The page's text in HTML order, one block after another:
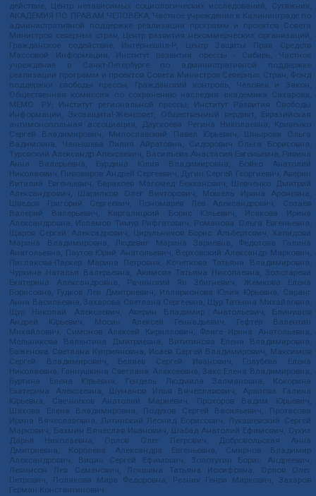
действие, Центр независимых социологических исследований, Сутяжник,
АКАДЕМИЯ ПО ПРАВАМ ЧЕЛОВЕКА, Частное учреждение в Калининграде по
административной поддержке реализации программ и проектов Совета
Министров северных стран, Центр развития некоммерческих организаций,
Гражданское содействие, Интернешнл-Р, Центр Защиты Прав Средств
Массовой Информации, Институт развития прессы - Сибирь, Частное
учреждение в Санкт-Петербурге по административной поддержке
реализации программ и проектов Совета Министров Северных Стран, Фонд
поддержки свободы прессы, Гражданский контроль, Человек и Закон,
Общественная комиссия по сохранению наследия академика Сахарова,
МЕМО. РУ, Институт региональной прессы, Институт Развития Свободы
Информации, Экозащита!-Женсовет, Общественный вердикт, Евразийская
антимонопольная ассоциация, Дзугкоева Регина Николаевна, Кривенко
Сергей Владимирович, Милославский Павел Юрьевич, Шнырова Ольга
Вадимовна, Чанышева Лилия Айратовна, Сидорович Ольга Борисовна,
Туровский Александр Алексеевич, Васильева Анастасия Евгеньевна, Ривина
Анна Валерьевна, Бурдина Юлия Владимировна, Бойко Анатолий
Николаевич, Пивоваров Андрей Сергеевич, Дугин Сергей Георгиевич, Аверин
Виталий Евгеньевич, Барахоев Магомед Бекханович, Шевченко Дмитрий
Александрович, Шарипков Олег Викторович, Мошель Ирина Ароновна,
Шведов Григорий Сергеевич, Пономарев Лев Александрович, Созаев
Валерий Валерьевич, Каргалицкий Борис Юльевич, Исакова Ирина
Александровна, Исламов Тимур Рифгатович, Романова Ольга Евгеньевна,
Щаров Сергей Алексадрович, Цирульников Борис Альбертович, Халидова
Марина Владимировна, Людевиг Марина Зариевна, Федотова Галина
Анатольевна, Паутов Юрий Анатольевич, Верховский Александр Маркович,
Пислакова-Паркер Марина Петровна, Кочеткова Татьяна Владимировна,
Чуркина Наталья Валерьевна, Акимова Татьяна Николаевна, Золотарева
Екатерина Александровна, Рачинский Ян Збигневич, Жемкова Елена
Борисовна, Гудков Лев Дмитриевич, Илларионова Юлия Юрьевна, Саранг
Анна Васильевна, Захарова Светлана Сергеевна, Щур Татьяна Михайловна,
Щур Николай Алексеевич, Аверин Владимир Анатольевич, Блинушов
Андрей Юрьевич, Мосин Алексей Геннадьевич, Гефтер Валентин
Михайлович, Симонов Алексей Кириллович, Флиге Ирина Анатольевна,
Мельникова Валентина Дмитриевна, Вититинова Елена Владимировна,
Баженова Светлана Куприяновна, Исаев Сергей Владимирович, Максимов
Сергей Владимирович, Беляев Сергей Иванович, Голубева Елена
Николаевна, Ганнушкина Светлана Алексеевна, Закс Елена Владимировна,
Буртина Елена Юрьевна, Гендель Людмила Залмановна, Кокорина
Екатерина Алексеевна, Шуманов Илья Вячеславович, Арапова Галина
Юрьевна, Свечников Анатолий Мариевич, Прохоров Вадим Юрьевич,
Шахова Елена Владимировна, Подузов Сергей Васильевич, Протасова
Ирина Вячеславовна, Литинский Леонид Борисович, Лукашевский Сергей
Маркович, Бахмин Вячеслав Иванович, Шабад Анатолий Ефимович, Сухих
Дарья Николаевна, Орлов Олег Петрович, Добровольская Анна
Дмитриевна, Королева Александра Евгеньевна, Смирнов Владимир
Александрович, Вицин Сергей Ефимович, Золотухин Борис Андреевич,
Левинсон Лев Семенович, Локшина Татьяна Иосифовна, Орлов Олег
Петрович, Полякова Мара Федоровна, Резник Генри Маркович, Захаров
Герман Константинович